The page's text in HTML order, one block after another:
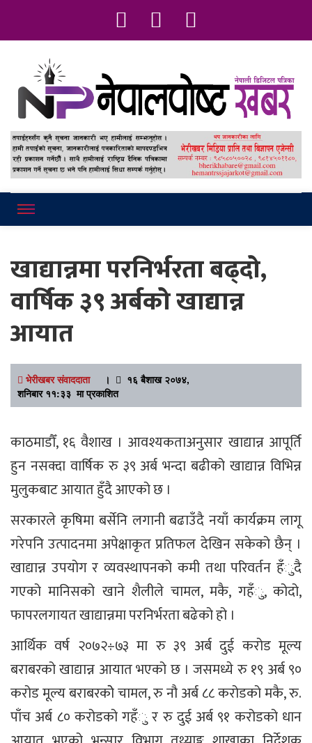
खाद्यान्नमा परनिर्भरता बढ्दो,
वार्षिक ३९ अर्बको खाद्यान्न
आयात
भेरीखबर संवाददाता।
१६ बैशाख २०७४,
शनिबार ११:३३ मा प्रकाशित
काठमाडौँ, १६ वैशाख । आवश्यकताअनुसार खाद्यान्न आपूर्ति
हुन नसक्दा वार्षिक रु ३९ अर्ब भन्दा बढीको खाद्यान्न विभिन्न
मुलुकबाट आयात हुँदै आएको छ ।
सरकारले कृषिमा बर्सेनि लगानी बढाउँदै नयाँ कार्यक्रम लागू
गरेपनि उत्पादनमा अपेक्षाकृत प्रतिफल देखिन सकेको छैन् ।
खाद्यान्न उपयोग र व्यवस्थापनको कमी तथा परिवर्तन हँुदै
गएको मानिसको खाने शैलीले चामल, मकै, गहँु, कोदो,
फापरलगायत खाद्यान्नमा परनिर्भरता बढेको हो ।
आर्थिक वर्ष २०७२÷७३ मा रु ३९ अर्ब दुई करोड मूल्य
बराबरको खाद्यान्न आयात भएको छ । जसमध्ये रु १९ अर्ब ९०
करोड मूल्य बराबरकोे चामल, रु नौ अर्ब ८८ करोडको मकै, रु.
पाँच अर्ब ८० करोडको गहँु र रु दुई अर्ब ९१ करोडको धान